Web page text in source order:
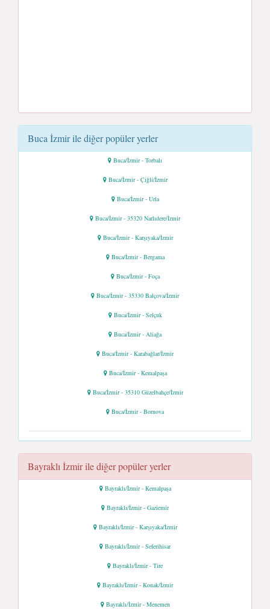
Buca İzmir ile diğer popüler yerler
Buca/İzmir - Torbalı
Buca/İzmir - Çiğli/İzmir
Buca/İzmir - Urla
Buca/İzmir - 35320 Narlıdere/İzmir
Buca/İzmir - Karşıyaka/İzmir
Buca/İzmir - Bergama
Buca/İzmir - Foça
Buca/İzmir - 35330 Balçova/İzmir
Buca/İzmir - Selçuk
Buca/İzmir - Aliağa
Buca/İzmir - Karabağlar/İzmir
Buca/İzmir - Kemalpaşa
Buca/İzmir - 35310 Güzelbahçe/İzmir
Buca/İzmir - Bornova
Bayraklı İzmir ile diğer popüler yerler
Bayraklı/İzmir - Kemalpaşa
Bayraklı/İzmir - Gaziemir
Bayraklı/İzmir - Karşıyaka/İzmir
Bayraklı/İzmir - Seferihisar
Bayraklı/İzmir - Tire
Bayraklı/İzmir - Konak/İzmir
Bayraklı/İzmir - Menemen